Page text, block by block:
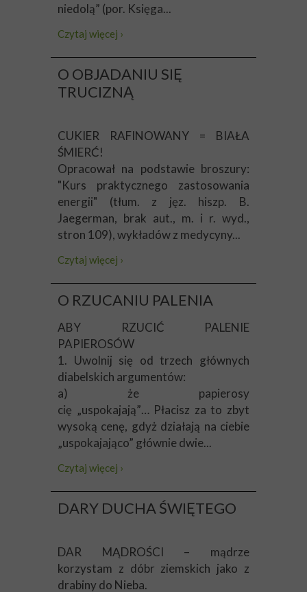
niedolą” (por. Księga...
Czytaj więcej ›
O OBJADANIU SIĘ
TRUCIZNĄ
CUKIER RAFINOWANY = BIAŁA
ŚMIERĆ!
Opracował na podstawie broszury:
"Kurs praktycznego zastosowania
energii" (tłum. z jęz. hiszp. B.
Jaegerman, brak aut., m. i r. wyd.,
stron 109), wykładów z medycyny...
Czytaj więcej ›
O RZUCANIU PALENIA
ABY RZUCIĆ PALENIE
PAPIEROSÓW
1. Uwolnij się od trzech głównych
diabelskich argumentów:
a) że papierosy
cię „uspokajają”… Płacisz za to zbyt
wysoką cenę, gdyż działają na ciebie
„uspokajająco” głównie dwie...
Czytaj więcej ›
DARY DUCHA ŚWIĘTEGO
DAR MĄDROŚCI – mądrze
korzystam z dóbr ziemskich jako z
drabiny do Nieba.